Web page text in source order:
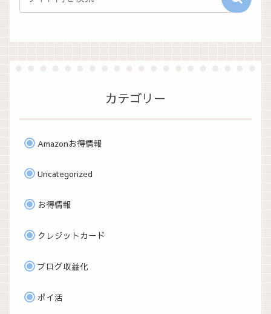
カテゴリー
Amazonお得情報
Uncategorized
お得情報
クレジットカード
ブログ収益化
ポイ活